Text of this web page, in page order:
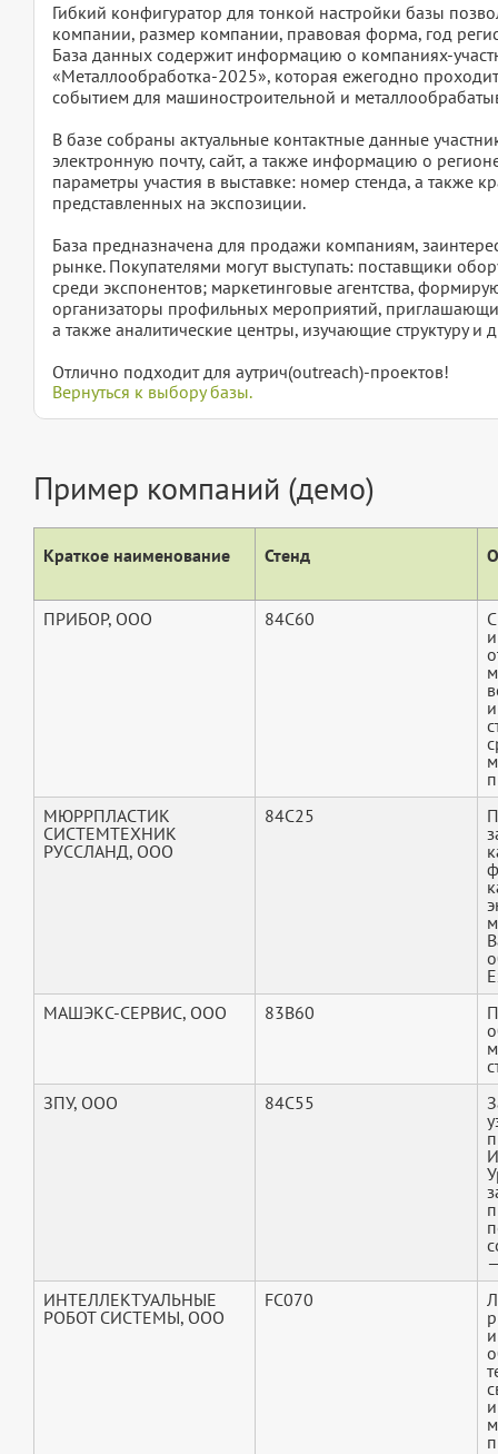
Гибкий конфигуратор для тонкой настройки базы
компании, размер компании, правовая форма, год
База данных содержит информацию о компаниях-
«Металлообработка-2025», которая ежегодно
событием для машиностроительной и
В базе собраны актуальные контактные данные
электронную почту, сайт, а также информацию о
параметры участия в выставке: номер стенда, а также
представленных на экспозиции.
База предназначена для продажи компаниям,
рынке. Покупателями могут выступать: поставщики
среди экспонентов; маркетинговые агентства,
организаторы профильных мероприятий,
а также аналитические центры, изучающие структуру и
Отлично подходит для аутрич(outreach)-проектов!
Вернуться к выбору базы.
Пример компаний (демо)
Краткое наименование Стенд
ПРИБОР, ООО 84C60
МЮРРПЛАСТИК
СИСТЕМТЕХНИК
РУССЛАНД, ООО
84C25
МАШЭКС-СЕРВИС, ООО
83B60
ЗПУ, ООО
84C55
ИНТЕЛЛЕКТУАЛЬНЫЕ
РОБОТ СИСТЕМЫ, ООО
FC070
и